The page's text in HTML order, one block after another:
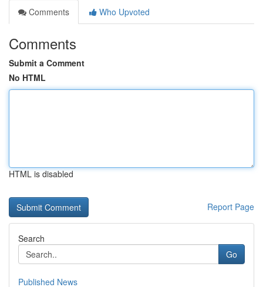
Comments
Who Upvoted
Comments
Submit a Comment
No HTML
HTML is disabled
Report Page
Search
Go
Published News